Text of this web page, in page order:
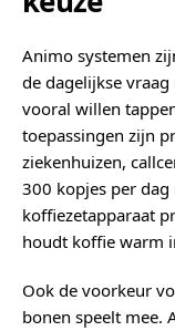
Animo systemen
de dagelijkse
vooral willen
toepassingen zijn
ziekenhuizen,
300 kopjes per
koffiezetapparaat
houdt koffie warm
Ook de voorkeur
bonen speelt mee.